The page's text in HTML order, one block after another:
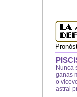
Nunca
ganas
o
astral